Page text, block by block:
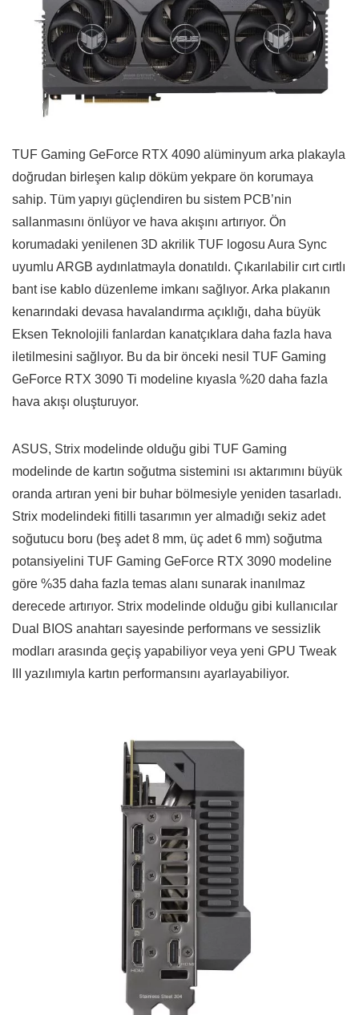
TUF Gaming GeForce RTX 4090 alüminyum arka plakayla
doğrudan birleşen kalıp döküm yekpare ön korumaya
sahip. Tüm yapıyı güçlendiren bu sistem PCB’nin
sallanmasını önlüyor ve hava akışını artırıyor. Ön
korumadaki yenilenen 3D akrilik TUF logosu Aura Sync
uyumlu ARGB aydınlatmayla donatıldı. Çıkarılabilir cırt cırtlı
bant ise kablo düzenleme imkanı sağlıyor. Arka plakanın
kenarındaki devasa havalandırma açıklığı, daha büyük
Eksen Teknolojili fanlardan kanatçıklara daha fazla hava
iletilmesini sağlıyor. Bu da bir önceki nesil TUF Gaming
GeForce RTX 3090 Ti modeline kıyasla %20 daha fazla
hava akışı oluşturuyor.
ASUS, Strix modelinde olduğu gibi TUF Gaming
modelinde de kartın soğutma sistemini ısı aktarımını büyük
oranda artıran yeni bir buhar bölmesiyle yeniden tasarladı.
Strix modelindeki fitilli tasarımın yer almadığı sekiz adet
soğutucu boru (beş adet 8 mm, üç adet 6 mm) soğutma
potansiyelini TUF Gaming GeForce RTX 3090 modeline
göre %35 daha fazla temas alanı sunarak inanılmaz
derecede artırıyor. Strix modelinde olduğu gibi kullanıcılar
Dual BIOS anahtarı sayesinde performans ve sessizlik
modları arasında geçiş yapabiliyor veya yeni GPU Tweak
III yazılımıyla kartın performansını ayarlayabiliyor.